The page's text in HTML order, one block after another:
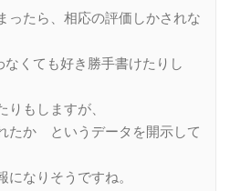
ったら、相応の評価しかされな
くても好き勝手書けたりし
もしますが、
たか というデータを開示して
になりそうですね。